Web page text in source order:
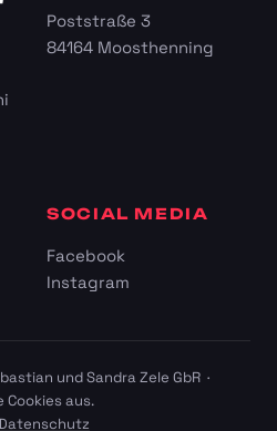
Poststraße 3
84164 Moosthenning
SOCIAL MEDIA
Facebook
Instagram
und Sandra Zele GbR ·
Cookies aus.